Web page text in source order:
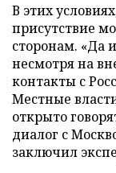
В этих
присутствие
сторонам. «Да
несмотря на
контакты с
Местные
открыто
диалог с
заключил